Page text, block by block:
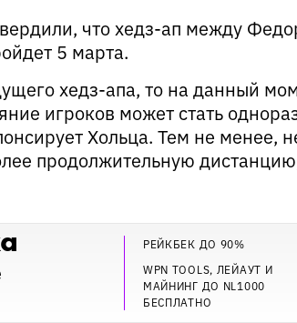
что хедз-ап между
5 марта.
хедз-апа, то на данный
игроков может стать
Хольца. Тем не менее,
продолжительную
РЕЙКБЕК ДО 90%
WPN TOOLS, ЛЕЙАУТ И
МАЙНИНГ ДО NL1000
БЕСПЛАТНО